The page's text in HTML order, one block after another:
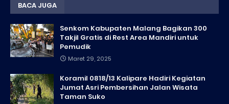
BACA JUGA
Senkom Kabupaten Malang Bagikan 300
Takjil Gratis di Rest Area Mandiri untuk
Pemudik
Maret 29, 2025
Koramil 0818/13 Kalipare Hadiri Kegiatan
Jumat Asri Pembersihan Jalan Wisata
Taman Suko